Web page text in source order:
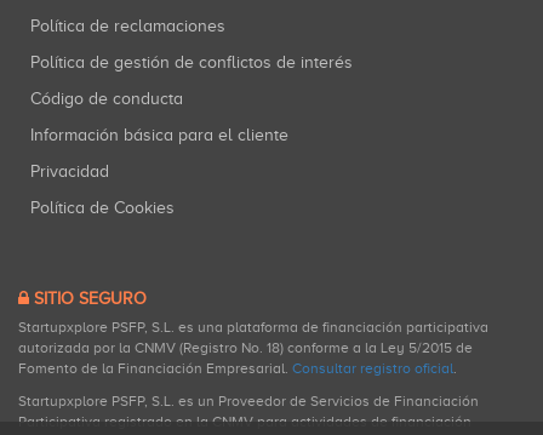
Política de reclamaciones
Política de gestión de conflictos de interés
Código de conducta
Información básica para el cliente
Privacidad
Política de Cookies
SITIO SEGURO
Startupxplore PSFP, S.L. es una plataforma de financiación participativa
autorizada por la CNMV (Registro No. 18) conforme a la Ley 5/2015 de
Fomento de la Financiación Empresarial. Consultar registro oficial.
Startupxplore PSFP, S.L. es un Proveedor de Servicios de Financiación
Participativa registrado en la CNMV para actividades de financiación